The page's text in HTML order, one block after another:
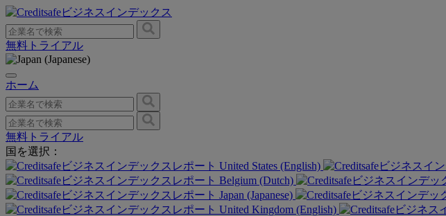
無料トライアル
ホーム
無料トライアル
国を選択：
United States (English)
Belgium (Dutch)
Japan (Japanese)
United Kingdom (English)